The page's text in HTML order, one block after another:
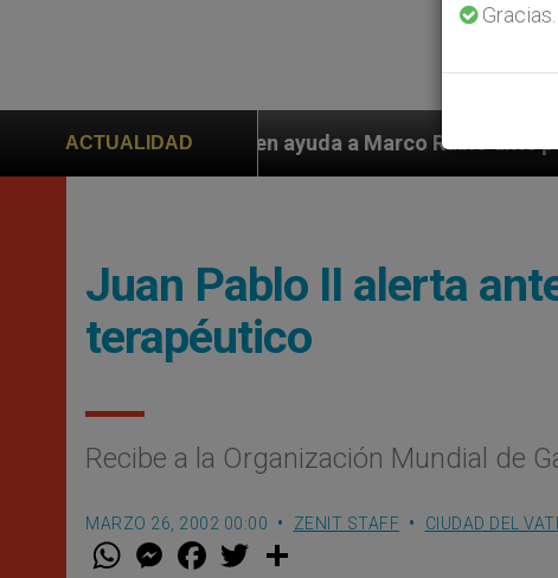
ACTUALIDAD
ayuda a Marco Rubio ante persecución de
Juan Pablo II alerta
terapéutico
Recibe a la Organización Mundial de
MARZO 26, 2002 00:00 ZENIT STAFF CIUDAD DEL
W M
e
F
a w
Gracias.